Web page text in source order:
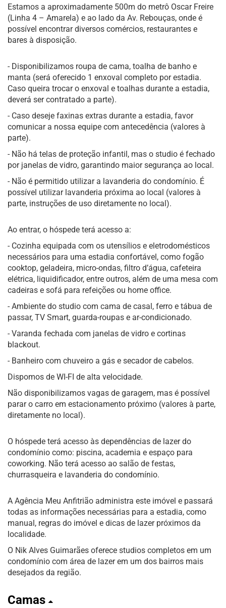
Estamos a aproximadamente 500m do metrô Oscar Freire
(Linha 4 – Amarela) e ao lado da Av. Rebouças, onde é
possível encontrar diversos comércios, restaurantes e
bares à disposição.
- Disponibilizamos roupa de cama, toalha de banho e
manta (será oferecido 1 enxoval completo por estadia.
Caso queira trocar o enxoval e toalhas durante a estadia,
deverá ser contratado a parte).
- Caso deseje faxinas extras durante a estadia, favor
comunicar a nossa equipe com antecedência (valores à
parte).
- Não há telas de proteção infantil, mas o studio é fechado
por janelas de vidro, garantindo maior segurança ao local.
- Não é permitido utilizar a lavanderia do condomínio. É
possível utilizar lavanderia próxima ao local (valores à
parte, instruções de uso diretamente no local).
Ao entrar, o hóspede terá acesso a:
- Cozinha equipada com os utensílios e eletrodomésticos
necessários para uma estadia confortável, como fogão
cooktop, geladeira, micro-ondas, filtro d’água, cafeteira
elétrica, liquidificador, entre outros, além de uma mesa com
cadeiras e sofá para refeições ou home office.
- Ambiente do studio com cama de casal, ferro e tábua de
passar, TV Smart, guarda-roupas e ar-condicionado.
- Varanda fechada com janelas de vidro e cortinas
blackout.
- Banheiro com chuveiro a gás e secador de cabelos.
Dispomos de WI-FI de alta velocidade.
Não disponibilizamos vagas de garagem, mas é possível
parar o carro em estacionamento próximo (valores à parte,
diretamente no local).
O hóspede terá acesso às dependências de lazer do
condomínio como: piscina, academia e espaço para
coworking. Não terá acesso ao salão de festas,
churrasqueira e lavanderia do condomínio.
A Agência Meu Anfitrião administra este imóvel e passará
todas as informações necessárias para a estadia, como
manual, regras do imóvel e dicas de lazer próximos da
localidade.
O Nik Alves Guimarães oferece studios completos em um
condomínio com área de lazer em um dos bairros mais
desejados da região.
Camas